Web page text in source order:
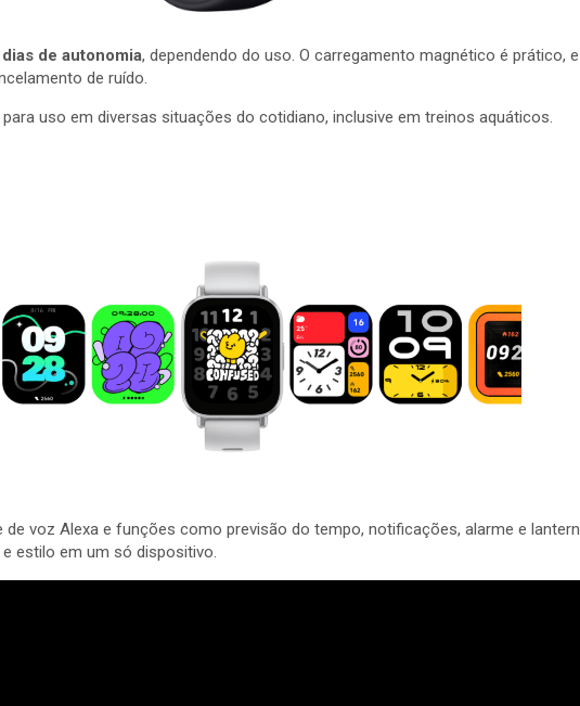
de autonomia, dependendo do uso. O carregamento magnético é
de ruído.
uso em diversas situações do cotidiano, inclusive em treinos aquáticos.
de voz Alexa e funções como previsão do tempo, notificações, alarme e
estilo em um só dispositivo.